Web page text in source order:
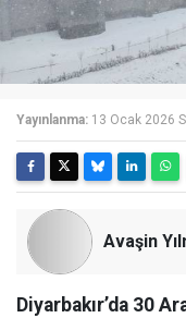
Yayınlanma: 13 Ocak 2026
Avaşin
Diyarbakır’da 30